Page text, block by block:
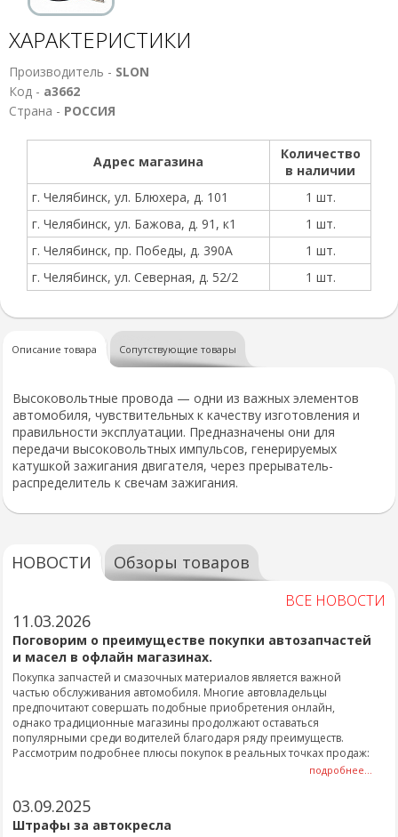
ХАРАКТЕРИСТИКИ
Производитель - SLON
Код - а3662
Страна - РОССИЯ
Адрес магазина
Количество
в наличии
г. Челябинск, ул. Блюхера, д. 101
1 шт.
г. Челябинск, ул. Бажова, д. 91, к1
1 шт.
г. Челябинск, пр. Победы, д. 390А
1 шт.
г. Челябинск, ул. Северная, д. 52/2
1 шт.
Описание товара Сопутствующие товары
Высоковольтные провода — одни из важных элементов
автомобиля, чувствительных к качеству изготовления и
правильности эксплуатации. Предназначены они для
передачи высоковольтных импульсов, генерируемых
катушкой зажигания двигателя, через прерыватель-
распределитель к свечам зажигания.
НОВОСТИ Обзоры товаров
ВСЕ НОВОСТИ
11.03.2026
Поговорим о преимуществе покупки автозапчастей
и масел в офлайн магазинах.
Покупка запчастей и смазочных материалов является важной
частью обслуживания автомобиля. Многие автовладельцы
предпочитают совершать подобные приобретения онлайн,
однако традиционные магазины продолжают оставаться
популярными среди водителей благодаря ряду преимуществ.
Рассмотрим подробнее плюсы покупок в реальных точках продаж:
подробнее...
03.09.2025
Штрафы за автокресла